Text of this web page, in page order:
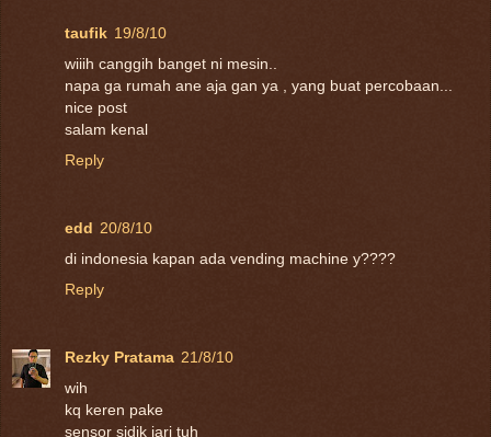
taufik 19/8/10
wiiih canggih banget ni mesin..
napa ga rumah ane aja gan ya , yang buat percobaan...
nice post
salam kenal
Reply
edd 20/8/10
di indonesia kapan ada vending machine y????
Reply
Rezky Pratama 21/8/10
wih
kq keren pake
sensor sidik jari tuh